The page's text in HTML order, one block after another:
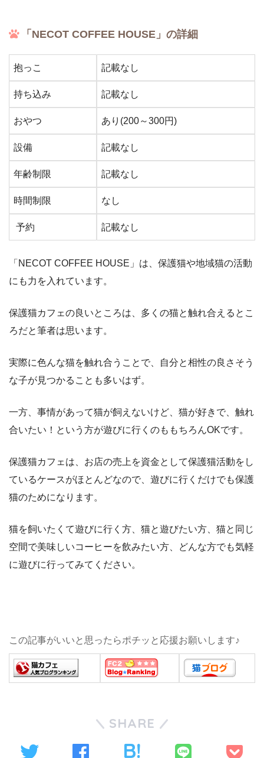
「NECOT COFFEE HOUSE」の詳細
抱っこ 記載なし
持ち込み 記載なし
おやつ あり(200～300円)
設備 記載なし
年齢制限 記載なし
時間制限 なし
予約 記載なし
「NECOT COFFEE HOUSE」は、保護猫や地域猫の活動
にも力を入れています。
保護猫カフェの良いところは、多くの猫と触れ合えるとこ
ろだと筆者は思います。
実際に色んな猫を触れ合うことで、自分と相性の良さそう
な子が見つかることも多いはず。
一方、事情があって猫が飼えないけど、猫が好きで、触れ
合いたい！という方が遊びに行くのももちろんOKです。
保護猫カフェは、お店の売上を資金として保護猫活動をし
ているケースがほとんどなので、遊びに行くだけでも保護
猫のためになります。
猫を飼いたくて遊びに行く方、猫と遊びたい方、猫と同じ
空間で美味しいコーヒーを飲みたい方、どんな方でも気軽
に遊びに行ってみてください。
この記事がいいと思ったらポチッと応援お願いします♪
SHARE